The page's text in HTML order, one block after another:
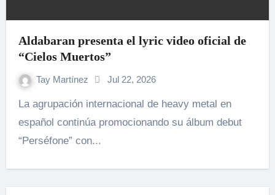
Aldabaran presenta el lyric video oficial de
“Cielos Muertos”
Tay Martínez Jul 22, 2026
La agrupación internacional de heavy metal en
español continúa promocionando su álbum debut
“Perséfone” con...